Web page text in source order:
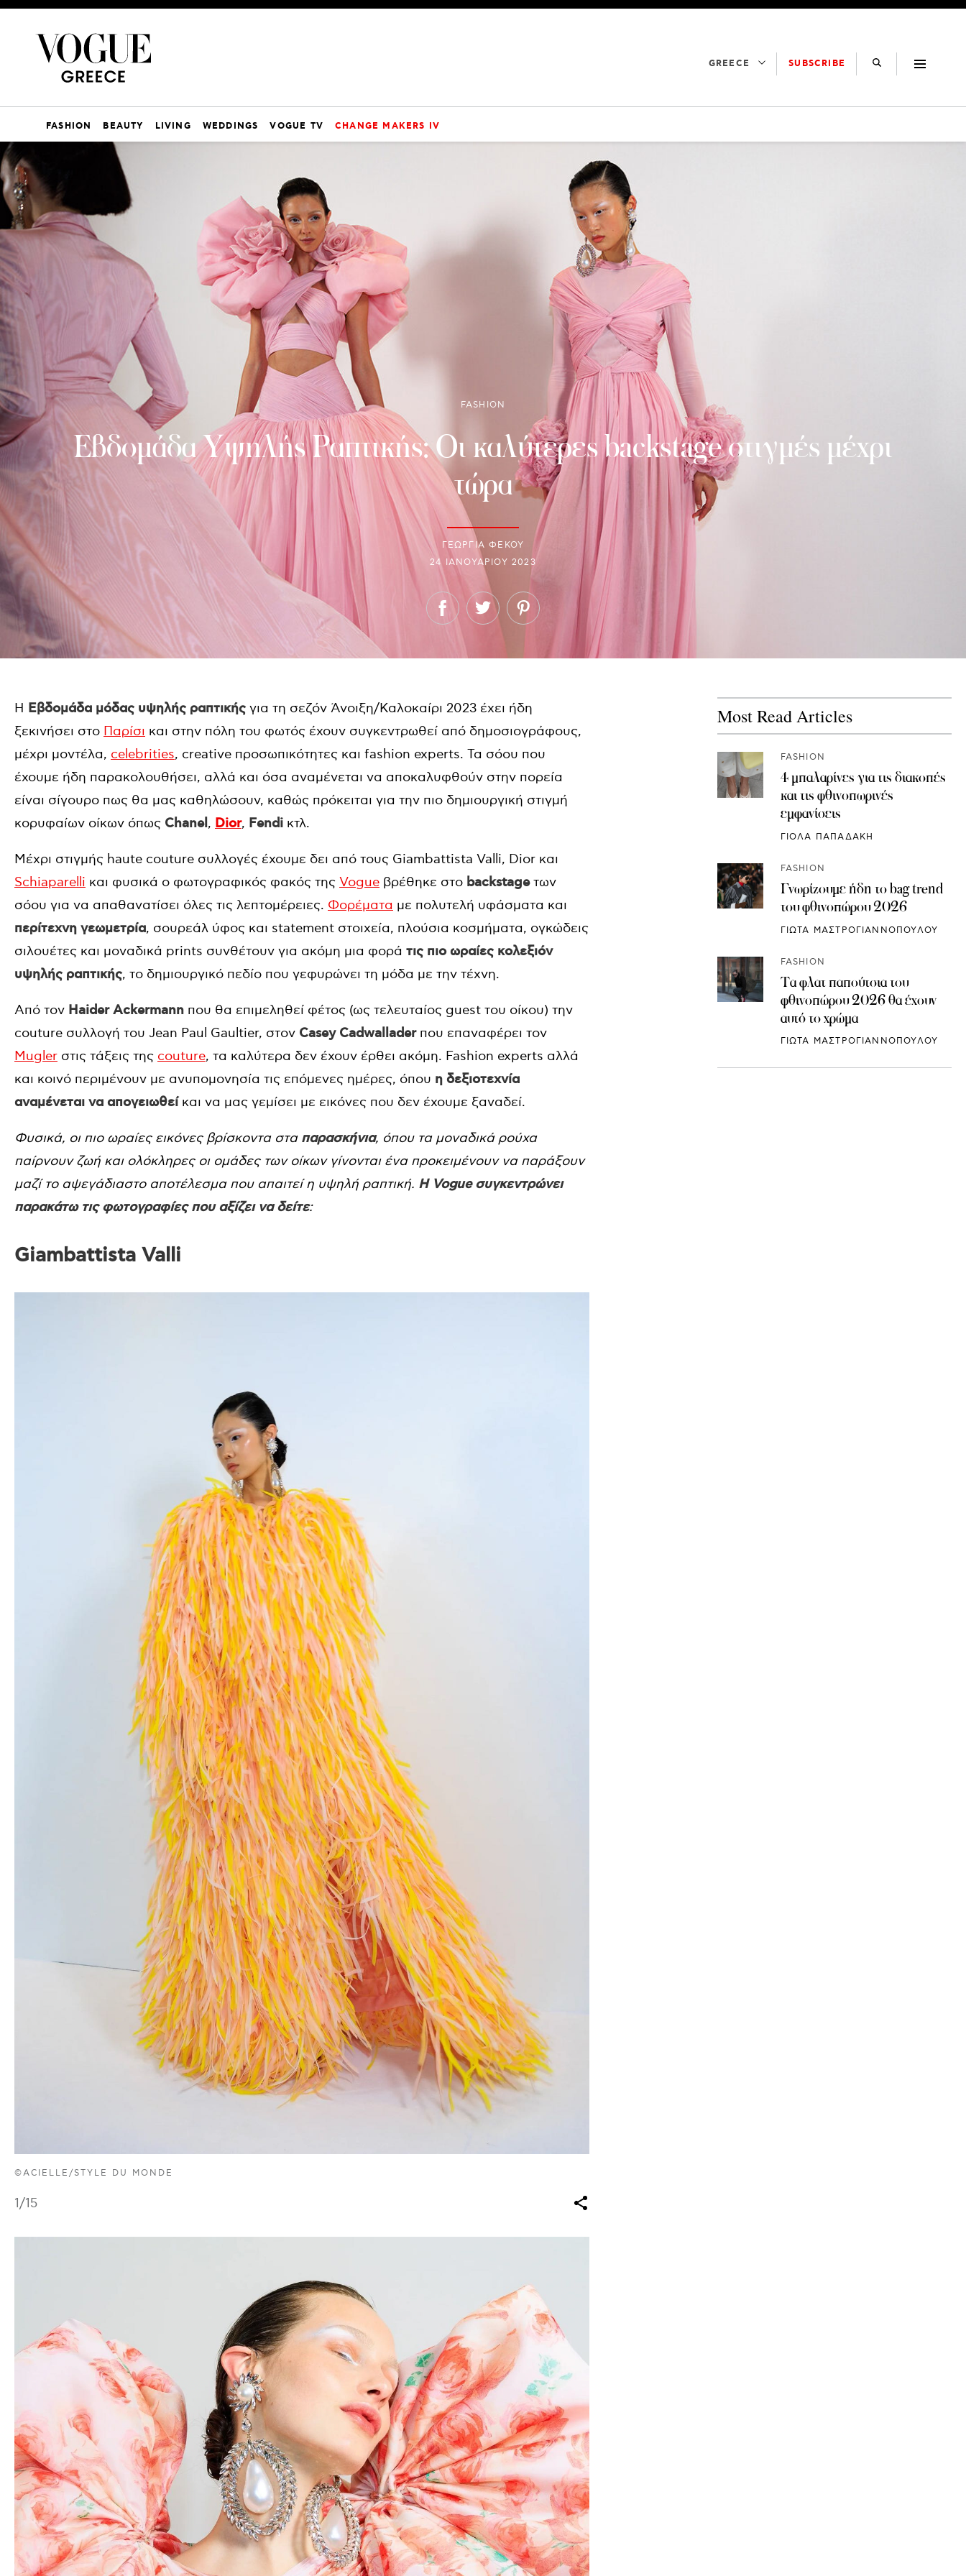
GREECE SUBSCRIBE
FASHION BEAUTY LIVING WEDDINGS VOGUE TV CHANGE MAKERS IV
FASHION
Εβδομάδα Υψηλής Ραπτικής: Οι καλύτερες backstage στιγμές μέχρι
τώρα
ΓΕΩΡΓΙΑ ΦΕΚΟΥ
24 ΙΑΝΟΥΑΡΊΟΥ 2023
Η Εβδομάδα μόδας υψηλής ραπτικής για τη σεζόν Άνοιξη/Καλοκαίρι 2023 έχει ήδη
ξεκινήσει στο Παρίσι και στην πόλη του φωτός έχουν συγκεντρωθεί από δημοσιογράφους,
μέχρι μοντέλα, celebrities, creative προσωπικότητες και fashion experts. Τα σόου που
έχουμε ήδη παρακολουθήσει, αλλά και όσα αναμένεται να αποκαλυφθούν στην πορεία
είναι σίγουρο πως θα μας καθηλώσουν, καθώς πρόκειται για την πιο δημιουργική στιγμή
κορυφαίων οίκων όπως Chanel, Dior, Fendi κτλ.
Μέχρι στιγμής haute couture συλλογές έχουμε δει από τους Giambattista Valli, Dior και
Schiaparelli και φυσικά ο φωτογραφικός φακός της Vogue βρέθηκε στο backstageτων
σόου για να απαθανατίσει όλες τις λεπτομέρειες. Φορέματα με πολυτελή υφάσματα και
περίτεχνη γεωμετρία, σουρεάλ ύφος και statement στοιχεία, πλούσια κοσμήματα, ογκώδεις
σιλουέτες και μοναδικά prints συνθέτουν για ακόμη μια φορά τις πιο ωραίες κολεξιόν
υψηλής ραπτικής, το δημιουργικό πεδίο που γεφυρώνει τη μόδα με την τέχνη.
Από τον Haider Ackermann που θα επιμεληθεί φέτος (ως τελευταίος guest του οίκου) την
couture συλλογή του Jean Paul Gaultier, στον Casey Cadwalladerπου επαναφέρει τον
Mugler στις τάξεις της couture, τα καλύτερα δεν έχουν έρθει ακόμη. Fashion experts αλλά
και κοινό περιμένουν με ανυπομονησία τις επόμενες ημέρες, όπου η δεξιοτεχνία
αναμένεται να απογειωθείκαι να μας γεμίσει με εικόνες που δεν έχουμε ξαναδεί.
Φυσικά, οι πιο ωραίες εικόνες βρίσκοντα στα παρασκήνια, όπου τα μοναδικά ρούχα
παίρνουν ζωή και ολόκληρες οι ομάδες των οίκων γίνονται ένα προκειμένουν να παράξουν
μαζί το αψεγάδιαστο αποτέλεσμα που απαιτεί η υψηλή ραπτική. Η Vogue συγκεντρώνει
παρακάτω τις φωτογραφίες που αξίζει να δείτε:
Giambattista Valli
©ACIELLE/STYLE DU MONDE
1/15
Most Read Articles
FASHION
4 μπαλαρίνες για τις διακοπές
και τις φθινοπωρινές
εμφανίσεις
ΓΙΟΛΑ ΠΑΠΑΔΑΚΗ
FASHION
Γνωρίζουμε ήδη το bag trend
του φθινοπώρου 2026
ΓΙΩΤΑ ΜΑΣΤΡΟΓΙΑΝΝΟΠΟΥΛΟΥ
FASHION
Τα φλατ παπούτσια του
φθινοπώρου 2026 θα έχουν
αυτό το χρώμα
ΓΙΩΤΑ ΜΑΣΤΡΟΓΙΑΝΝΟΠΟΥΛΟΥ